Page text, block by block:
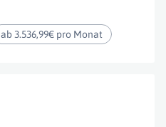
ab 3.536,99€ pro Monat